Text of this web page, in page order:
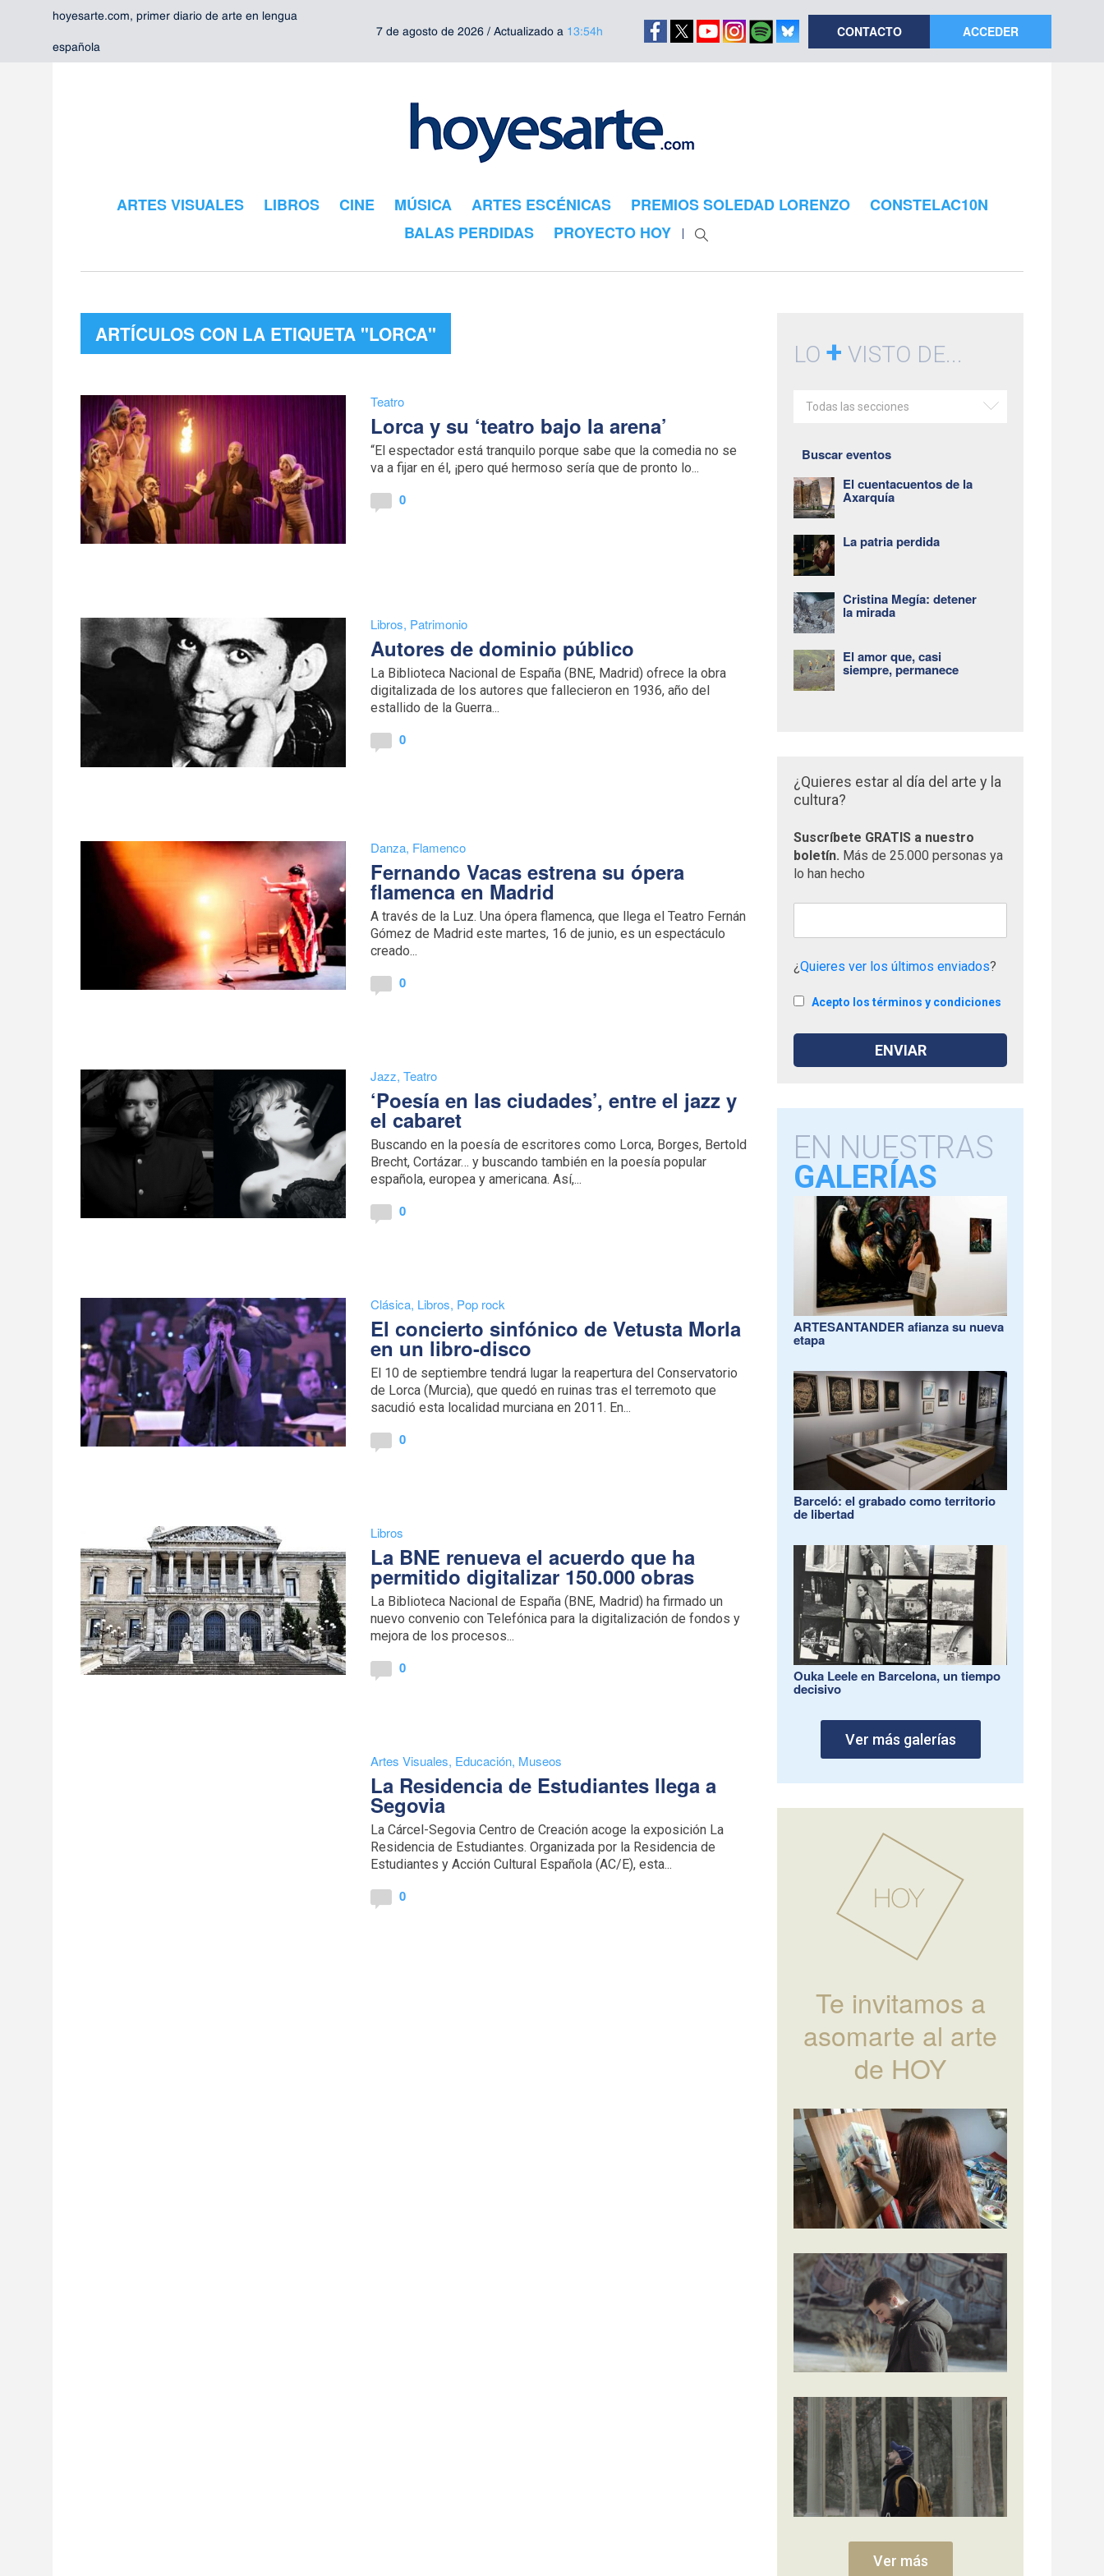
hoyesarte.com, primer diario de arte en lengua
española
7 de agosto de 2026 / Actualizado a 13:54h CONTACTO ACCEDER
ARTES VISUALES LIBROS CINE MÚSICA ARTES ESCÉNICAS PREMIOS SOLEDAD LORENZO
CONSTELAC10N
BALAS PERDIDAS
PROYECTO HOY
ARTÍCULOS CON LA ETIQUETA "LORCA"
Teatro
Lorca y su ‘teatro bajo la arena’
“El espectador está tranquilo porque sabe que la comedia no se
va a fijar en él, ¡pero qué hermoso sería que de pronto lo...
0
Libros, Patrimonio
Autores de dominio público
La Biblioteca Nacional de España (BNE, Madrid) ofrece la obra
digitalizada de los autores que fallecieron en 1936, año del
estallido de la Guerra...
0
Danza, Flamenco
Fernando Vacas estrena su ópera
flamenca en Madrid
A través de la Luz. Una ópera flamenca, que llega el Teatro Fernán
Gómez de Madrid este martes, 16 de junio, es un espectáculo
creado...
0
Jazz,Teatro
‘Poesía en las ciudades’, entre el jazz y
el cabaret
Buscando en la poesía de escritores como Lorca, Borges, Bertold
Brecht, Cortázar… y buscando también en la poesía popular
española, europea y americana. Así,...
0
Clásica, Libros, Pop rock
El concierto sinfónico de Vetusta Morla
en un libro-disco
El 10 de septiembre tendrá lugar la reapertura del Conservatorio
de Lorca (Murcia), que quedó en ruinas tras el terremoto que
sacudió esta localidad murciana en 2011. En...
0
Libros
La BNE renueva el acuerdo que ha
permitido digitalizar 150.000 obras
La Biblioteca Nacional de España (BNE, Madrid) ha firmado un
nuevo convenio con Telefónica para la digitalización de fondos y
mejora de los procesos...
0
Artes Visuales, Educación, Museos
La Residencia de Estudiantes llega a
Segovia
La Cárcel-Segovia Centro de Creación acoge la exposición La
Residencia de Estudiantes. Organizada por la Residencia de
Estudiantes y Acción Cultural Española (AC/E), esta...
0
LO+ VISTO DE...
Todas las secciones
Buscar eventos
El cuentacuentos de la
Axarquía
La patria perdida
Cristina Megía: detener
la mirada
El amor que, casi
siempre, permanece
¿Quieres estar al día del arte y la
cultura?
Suscríbete GRATIS a nuestro
boletín. Más de 25.000 personas ya
lo han hecho
¿Quieres ver los últimos enviados?
Acepto los términos y condiciones
EN NUESTRAS
GALERÍAS
ARTESANTANDER afianza su nueva
etapa
Barceló: el grabado como territorio
de libertad
Ouka Leele en Barcelona, un tiempo
decisivo
Ver más galerías
Te invitamos a
asomarte al arte
de HOY
Ver más